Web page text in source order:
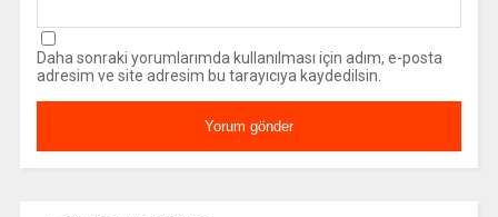
Daha sonraki yorumlarımda kullanılması için adım, e-posta
adresim ve site adresim bu tarayıcıya kaydedilsin.